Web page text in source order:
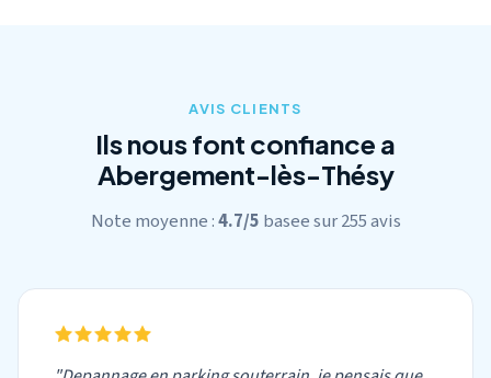
AVIS CLIENTS
Ils nous font confiance a
Abergement-lès-Thésy
Note moyenne :4.7/5 basee sur 255 avis